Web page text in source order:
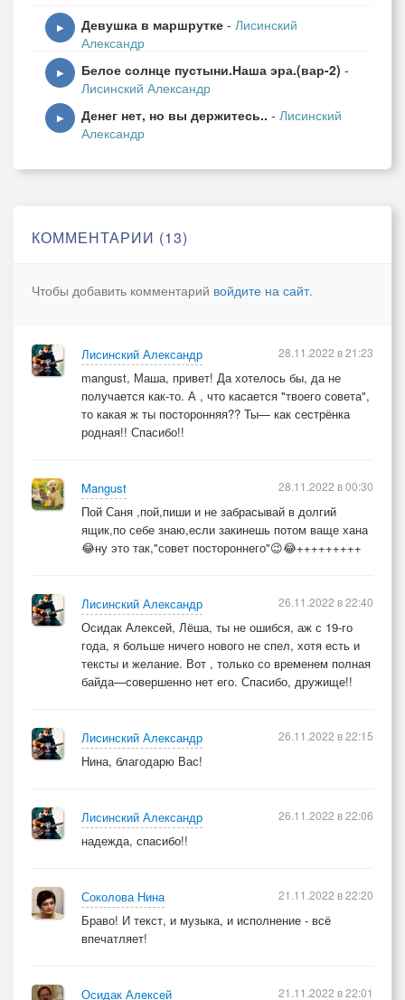
Коль в руки взял оружие - стреляй,
Не выстрелишь, так выстрелят в тебя.
Не можешь драться, лучше не дерись,
А коль дерёшься сдачи дай в ответ.
За то что не умеешь - не берись,
11.05.2017.
▶ Девушка в маршрутке - Лисинский
Александр
▶ Белое солнце пустыни.Наша эра.(вар-2) -
Лисинский Александр
▶ Денег нет, но вы держитесь.. - Лисинский
Александр
КОММЕНТАРИИ (13)
Чтобы добавить комментарий войдите на сайт.
Лисинский Александр
mangust, Маша, привет! Да хотелось бы, да не
получается как-то. А , что касается "твоего совета",
то какая ж ты посторонняя?? Ты— как сестрёнка
родная!! Спасибо!!
28.11.2022 в 21:23
Mangust
Пой Саня ,пой,пиши и не забрасывай в долгий
ящик,по себе знаю,если закинешь потом ваще хана
😂ну это так,"совет постороннего"😉😂+++++++++
28.11.2022 в 00:30
Лисинский Александр
Осидак Алексей, Лёша, ты не ошибся, аж с 19-го
года, я больше ничего нового не спел, хотя есть и
тексты и желание. Вот , только со временем полная
байда—совершенно нет его. Спасибо, дружище!!
26.11.2022 в 22:40
Лисинский Александр
Нина, благодарю Вас!
26.11.2022 в 22:15
Лисинский Александр
надежда, спасибо!!
26.11.2022 в 22:06
Соколова Нина
Браво! И текст, и музыка, и исполнение - всё
впечатляет!
21.11.2022 в 22:20
Осидак Алексей 21.11.2022 в 22:01